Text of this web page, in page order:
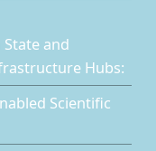
State and
Hubs:
Scientific